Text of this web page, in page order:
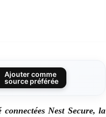
Ajouter comme
source préférée
Nest Secure, la